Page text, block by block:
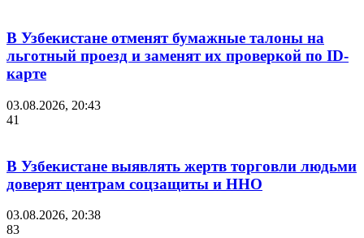
В Узбекистане отменят бумажные талоны на
льготный проезд и заменят их проверкой по ID-
карте
03.08.2026, 20:43
41
В Узбекистане выявлять жертв торговли людьми
доверят центрам соцзащиты и ННО
03.08.2026, 20:38
83